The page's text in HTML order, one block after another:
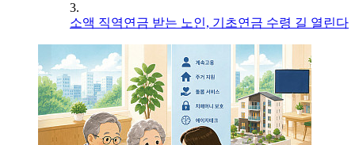
3.
소액 직역연금 받는 노인, 기초연금 수령 길 열린다